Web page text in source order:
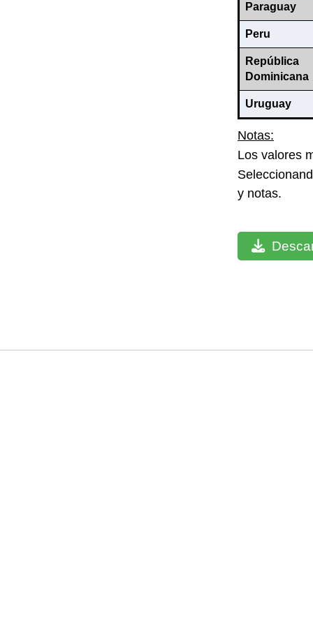
Paraguay
Peru
República
Dominicana
Uruguay
Notas:
Los valores
y notas.